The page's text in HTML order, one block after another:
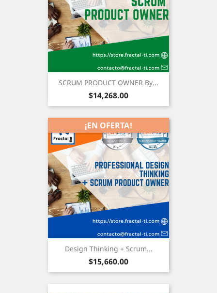
SCRUM PRODUCT OWNER By...
Precio
$14,268.00
Design Thinking + Scrum...
Precio
$15,660.00
¡EN OFERTA!